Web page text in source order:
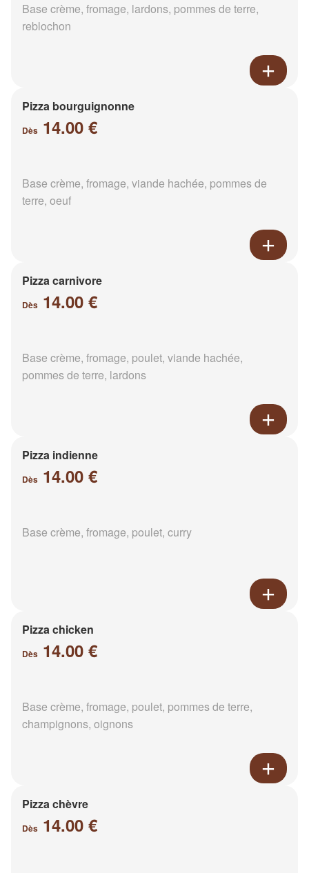
Base crème, fromage, lardons, pommes de terre,
reblochon
Pizza bourguignonne
Dès 14.00 €
Base crème, fromage, viande hachée, pommes de
terre, oeuf
Pizza carnivore
Dès 14.00 €
Base crème, fromage, poulet, viande hachée,
pommes de terre, lardons
Pizza indienne
Dès 14.00 €
Base crème, fromage, poulet, curry
Pizza chicken
Dès 14.00 €
Base crème, fromage, poulet, pommes de terre,
champignons, oignons
Pizza chèvre
Dès 14.00 €